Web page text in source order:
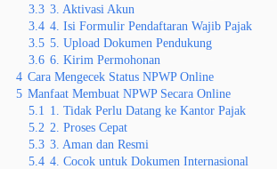
3.3 3. Aktivasi Akun
3.4 4. Isi Formulir Pendaftaran Wajib Pajak
3.5 5. Upload Dokumen Pendukung
3.6 6. Kirim Permohonan
4 Cara Mengecek Status NPWP Online
5 Manfaat Membuat NPWP Secara Online
5.1 1. Tidak Perlu Datang ke Kantor Pajak
5.2 2. Proses Cepat
5.3 3. Aman dan Resmi
5.4 4. Cocok untuk Dokumen Internasional